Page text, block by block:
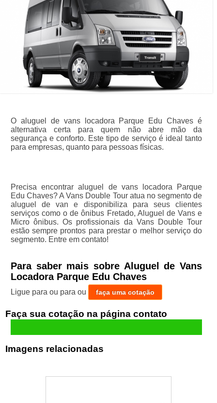
O aluguel de vans locadora Parque Edu Chaves é
alternativa certa para quem não abre mão da
segurança e conforto. Este tipo de serviço é ideal tanto
para empresas, quanto para pessoas físicas.
Precisa encontrar aluguel de vans locadora Parque
Edu Chaves? A Vans Double Tour atua no segmento de
aluguel de van e disponibiliza para seus clientes
serviços como o de ônibus Fretado, Aluguel de Vans e
Micro ônibus. Os profissionais da Vans Double Tour
estão sempre prontos para prestar o melhor serviço do
segmento. Entre em contato!
Para saber mais sobre Aluguel de Vans
Locadora Parque Edu Chaves
Ligue para ou para ou faça uma cotação
Faça sua cotação
Imagens relacionadas